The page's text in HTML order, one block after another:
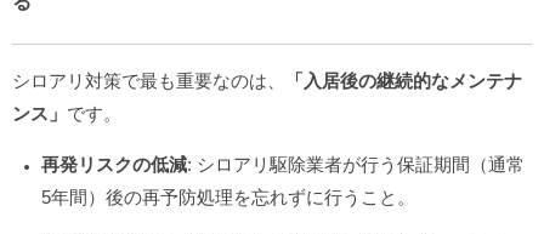
シロアリ対策で最も重要なのは、
「入居後の継続的なメンテナ
ンス」 です。
再発リスクの低減: シロアリ駆除業者が行う保証期間（通常
5年間）後の再予防処理を忘れずに行うこと。